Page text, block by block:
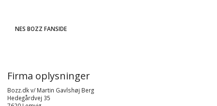
NES BOZZ FANSIDE
Firma oplysninger
Bozz.dk v/ Martin Gavlshøj Berg
Hedegårdvej 35